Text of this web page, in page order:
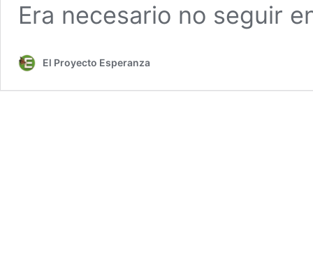
Era necesario no seguir
El Proyecto Esperanza